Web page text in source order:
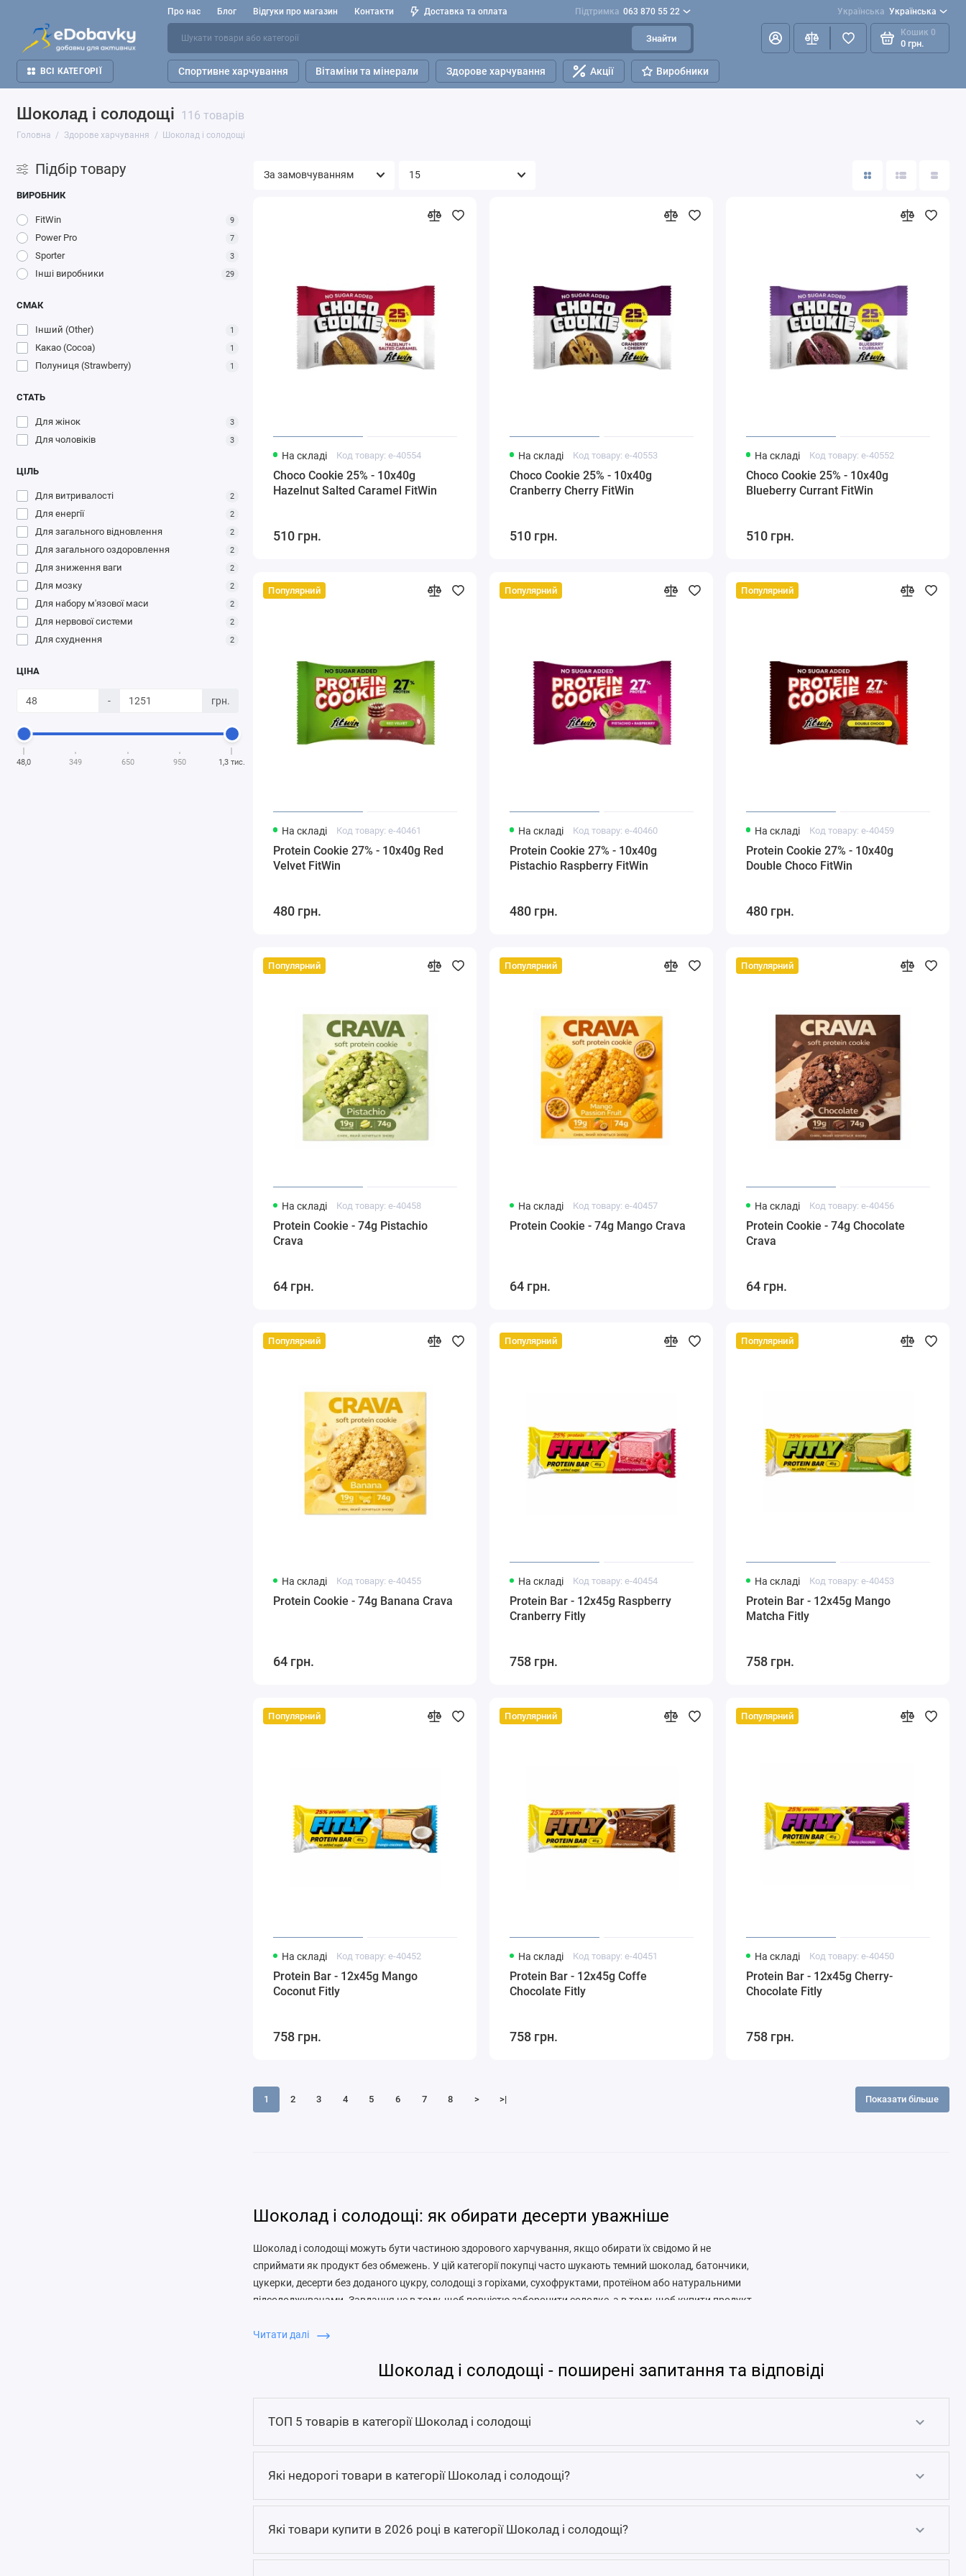
Про нас Блог Відгуки про магазин Контакти Доставка та оплата Підтримка 063 870 55 22 Українська Українська
Знайти
Кошик 0
0 грн.
ВСІ КАТЕГОРІЇ Спортивне харчування Вітаміни та мінерали Здорове харчування Акції Виробники
Шоколад і солодощі 116 товарів
Головна Здорове харчування Шоколад і солодощі
Підбір товару
ВИРОБНИК
FitWin 9
Power Pro 7
Sporter 3
Інші виробники 29
СМАК
Інший (Other) 1
Какао (Cocoa) 1
Полуниця (Strawberry) 1
СТАТЬ
Для жінок 3
Для чоловіків 3
ЦІЛЬ
Для витривалості 2
Для енергії 2
Для загального відновлення 2
Для загального оздоровлення 2
Для зниження ваги 2
Для мозку 2
Для набору м'язової маси 2
Для нервової системи 2
Для схуднення 2
ЦІНА
- грн.
48,0 349 650 950 1,3 тис.
На складі Код товару: e-40554
Choco Cookie 25% - 10x40g
Hazelnut Salted Caramel FitWin
510 грн.
На складі Код товару: e-40553
Choco Cookie 25% - 10x40g
Cranberry Cherry FitWin
510 грн.
На складі Код товару: e-40552
Choco Cookie 25% - 10x40g
Blueberry Currant FitWin
510 грн.
Популярний
На складі Код товару: e-40461
Protein Cookie 27% - 10x40g Red
Velvet FitWin
480 грн.
Популярний
На складі Код товару: e-40460
Protein Cookie 27% - 10x40g
Pistachio Raspberry FitWin
480 грн.
Популярний
На складі Код товару: e-40459
Protein Cookie 27% - 10x40g
Double Choco FitWin
480 грн.
Популярний
На складі Код товару: e-40458
Protein Cookie - 74g Pistachio
Crava
64 грн.
Популярний
На складі Код товару: e-40457
Protein Cookie - 74g Mango Crava
64 грн.
Популярний
На складі Код товару: e-40456
Protein Cookie - 74g Chocolate
Crava
64 грн.
Популярний
На складі Код товару: e-40455
Protein Cookie - 74g Banana Crava
64 грн.
Популярний
На складі Код товару: e-40454
Protein Bar - 12x45g Raspberry
Cranberry Fitly
758 грн.
Популярний
На складі Код товару: e-40453
Protein Bar - 12x45g Mango
Matcha Fitly
758 грн.
Популярний
На складі Код товару: e-40452
Protein Bar - 12x45g Mango
Coconut Fitly
758 грн.
Популярний
На складі Код товару: e-40451
Protein Bar - 12x45g Coffe
Chocolate Fitly
758 грн.
Популярний
На складі Код товару: e-40450
Protein Bar - 12x45g Cherry-
Сhocolate Fitly
758 грн.
1 2 3 4 5 6 7 8 > >| Показати більше
Шоколад і солодощі: як обирати десерти уважніше
Шоколад і солодощі можуть бути частиною здорового харчування, якщо обирати їх свідомо й не
сприймати як продукт без обмежень. У цій категорії покупці часто шукають темний шоколад, батончики,
цукерки, десерти без доданого цукру, солодощі з горіхами, сухофруктами, протеїном або натуральними
підсолоджувачами. Завдання не в тому, щоб повністю заборонити солодке, а в тому, щоб купити продукт
Для шоколаду важливі відсоток какао, тип підсолоджувача, наявність молока, рослинних жирів,
ароматизаторів, емульгаторів і начинок. Темний шоколад зазвичай має більш насичений смак і менше
містить більше цукру. Шоколад без доданого цукру може містити цукрові спирти або інші підсолоджувачі,
які варто враховувати при чутливому травленні.
Начинки змінюють харчову цінність. Горіхи додають жири й ситність, сухофрукти - природну солодкість,
дивитися на баланс білка, вуглеводів і жирів.
Кому можуть підійти такі солодощі
Читати далі
Шоколад і солодощі - поширені запитання та відповіді
ТОП 5 товарів в категорії Шоколад і солодощі
Які недорогі товари в категорії Шоколад і солодощі?
Які товари купити в 2026 році в категорії Шоколад і солодощі?